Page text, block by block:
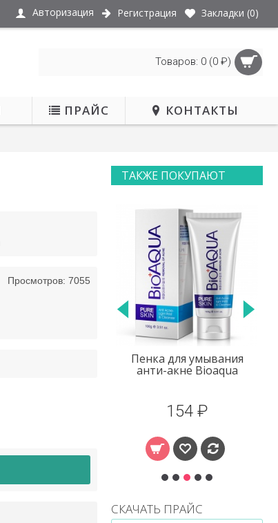
Авторизация Регистрация Закладки (0)
Товаров: 0 (0 ₽)
ПРАЙС КОНТАКТЫ
ТАКЖЕ ПОКУПАЮТ
Пенка для умывания
анти-акне Bioaqua
154 ₽
СКАЧАТЬ ПРАЙС
Просмотров: 7055